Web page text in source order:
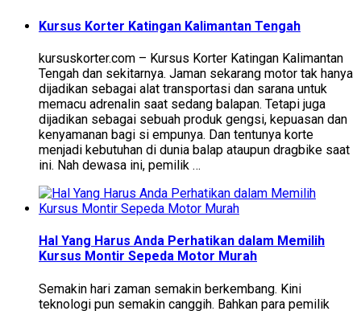
Kursus Korter Katingan Kalimantan Tengah
kursuskorter.com – Kursus Korter Katingan Kalimantan
Tengah dan sekitarnya. Jaman sekarang motor tak hanya
dijadikan sebagai alat transportasi dan sarana untuk
memacu adrenalin saat sedang balapan. Tetapi juga
dijadikan sebagai sebuah produk gengsi, kepuasan dan
kenyamanan bagi si empunya. Dan tentunya korte
menjadi kebutuhan di dunia balap ataupun dragbike saat
ini. Nah dewasa ini, pemilik …
Hal Yang Harus Anda Perhatikan dalam Memilih
Kursus Montir Sepeda Motor Murah
Semakin hari zaman semakin berkembang. Kini
teknologi pun semakin canggih. Bahkan para pemilik